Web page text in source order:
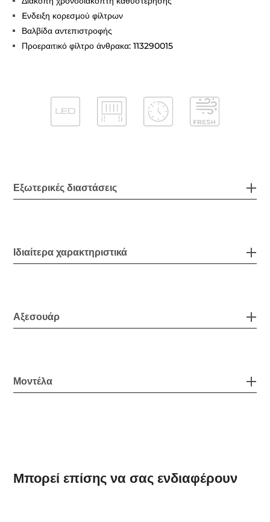
Eνδειξη κορεσμού φίλτρων
Βαλβίδα αντεπιστροφής
Προεραιτικό φίλτρο άνθρακα: 113290015
Εξωτερικές διαστάσεις
Ιδιαίτερα χαρακτηριστικά
Αξεσουάρ
Μοντέλα
Μπορεί επίσης να σας ενδιαφέρουν